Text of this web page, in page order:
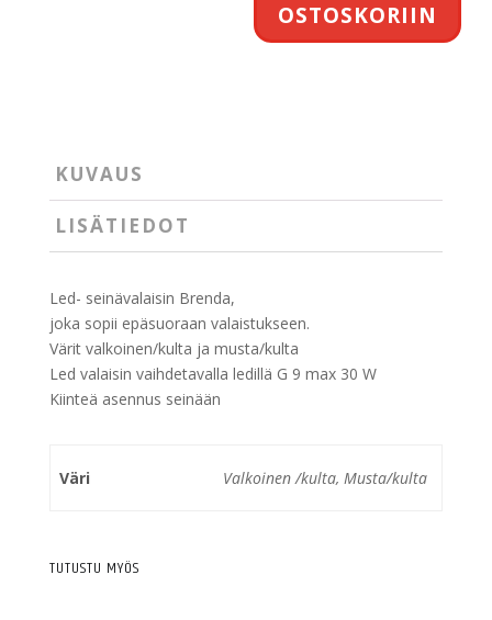
OSTOSKORIIN
KUVAUS
LISÄTIEDOT
Led- seinävalaisin Brenda,
joka sopii epäsuoraan valaistukseen.
Värit valkoinen/kulta ja musta/kulta
Led valaisin vaihdetavalla ledillä G 9 max 30 W
Kiinteä asennus seinään
Väri Valkoinen /kulta, Musta/kulta
TUTUSTU MYÖS